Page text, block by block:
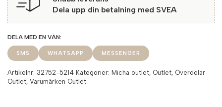
Dela upp din betalning med SVEA
SMS WHATSAPP MESSENGER
Artikelnr: 32752-5214 Kategorier: Micha outlet, Outlet, Överdelar
Outlet, Varumärken Outlet